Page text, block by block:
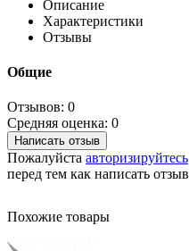
Описание
Характеристики
Отзывы
Общие
Отзывов: 0
Средняя оценка: 0
Написать отзыв
Пожалуйста авторизируйтесь
перед тем как написать отзыв
Похожие товары